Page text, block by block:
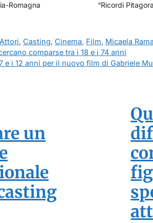
Romagna
“Ricordi
Attori,Casting,Cinema, Film, Micaela
comparse tra i 18 e i 74 anni
e i 12 anni per il nuovo film di Gabriele
un